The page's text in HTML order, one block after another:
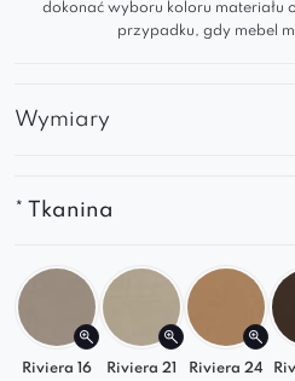
Dlaczego warto ją
przeszyciem i
Srebrne nogi w
Wysokiej jakości
precyzja wykonania
Szybki montaż –
dokonać wyboru koloru
przypadku, gdy mebel
Wymiary
* Tkanina
Riviera 16 Riviera 21 Riviera 24